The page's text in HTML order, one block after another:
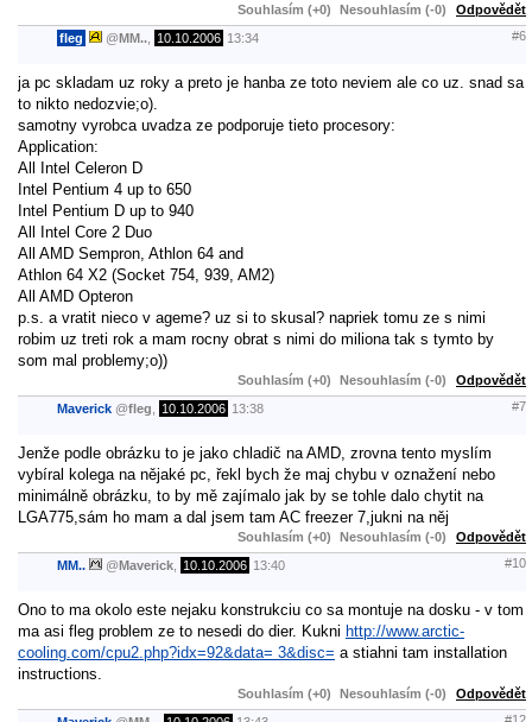
Souhlasím (+0) Nesouhlasím (-0) Odpovědět
fleg @MM.. 10.10.2006 13:34 #6
ja pc skladam uz roky a preto je hanba ze toto neviem ale co uz. snad sa
to nikto nedozvie;o).
samotny vyrobca uvadza ze podporuje tieto procesory:
Application:
All Intel Celeron D
Intel Pentium 4 up to 650
Intel Pentium D up to 940
All Intel Core 2 Duo
All AMD Sempron, Athlon 64 and
Athlon 64 X2 (Socket 754, 939, AM2)
All AMD Opteron
p.s. a vratit nieco v ageme? uz si to skusal? napriek tomu ze s nimi
robim uz treti rok a mam rocny obrat s nimi do miliona tak s tymto by
som mal problemy;o))
Souhlasím (+0) Nesouhlasím (-0) Odpovědět
Maverick @fleg 10.10.2006 13:38 #7
Jenže podle obrázku to je jako chladič na AMD, zrovna tento myslím
vybíral kolega na nějaké pc, řekl bych že maj chybu v oznažení nebo
minimálně obrázku, to by mě zajímalo jak by se tohle dalo chytit na
LGA775,sám ho mam a dal jsem tam AC freezer 7,jukni na něj
Souhlasím (+0) Nesouhlasím (-0) Odpovědět
MM.. @Maverick 10.10.2006 13:40 #10
Ono to ma okolo este nejaku konstrukciu co sa montuje na dosku - v tom
ma asi fleg problem ze to nesedi do dier. Kukni http://www.arctic-
cooling.com/cpu2.php?idx=92&data= 3&disc= a stiahni tam installation
instructions.
Souhlasím (+0) Nesouhlasím (-0) Odpovědět